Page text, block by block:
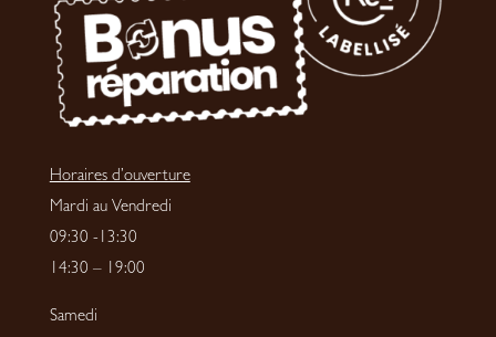
Horaires d’ouverture
Mardi au Vendredi
09:30 -13:30
14:30 – 19:00
Samedi